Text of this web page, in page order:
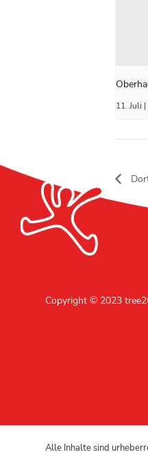
11. Juli
Copyright © 2023
Alle Inhalte sind